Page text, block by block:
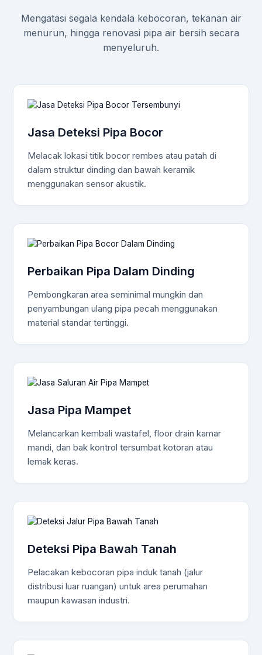
Mengatasi segala kendala kebocoran, tekanan air
menurun, hingga renovasi pipa air bersih secara
menyeluruh.
Jasa Deteksi Pipa Bocor
Melacak lokasi titik bocor rembes atau patah di
dalam struktur dinding dan bawah keramik
menggunakan sensor akustik.
Perbaikan Pipa Dalam Dinding
Pembongkaran area seminimal mungkin dan
penyambungan ulang pipa pecah menggunakan
material standar tertinggi.
Jasa Pipa Mampet
Melancarkan kembali wastafel, floor drain kamar
mandi, dan bak kontrol tersumbat kotoran atau
lemak keras.
Deteksi Pipa Bawah Tanah
Pelacakan kebocoran pipa induk tanah (jalur
distribusi luar ruangan) untuk area perumahan
maupun kawasan industri.